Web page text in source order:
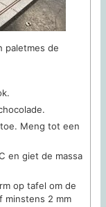
paletmes de
Meng tot een
en giet de massa
op tafel om de
minstens 2 mm